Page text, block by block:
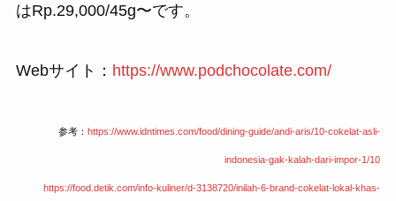
はRp.29,000/45g〜です。
Webサイト： https://www.podchocolate.com/
参考： https://www.idntimes.com/food/dining-guide/andi-aris/10-cokelat-asli-
indonesia-gak-kalah-dari-impor-1/10
https://food.detik.com/info-kuliner/d-3138720/inilah-6-brand-cokelat-lokal-khas-